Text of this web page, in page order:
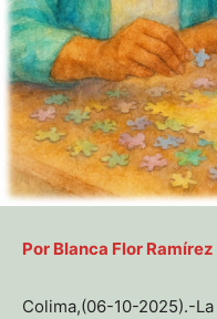
Por Blanca Flor
Colima,(06-10-2025).-